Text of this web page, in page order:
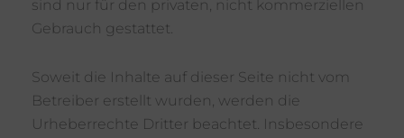
sind nur für den privaten, nicht kommerziellen
Gebrauch gestattet.
Soweit die Inhalte auf dieser Seite nicht vom
Betreiber erstellt wurden, werden die
Urheberrechte Dritter beachtet. Insbesondere